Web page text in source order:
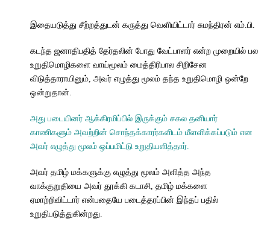
இதையடுத்து சீற்றத்துடன் கருத்து வெளியிட்டார் சுமந்திரன் எம்.பி.
கடந்த ஜனாதிபதித் தேர்தலின் போது வேட்பாளர் என்ற முறையில் பல
உறுதிமொழிகளை வாய்மூலம் மைத்திரிபால சிறிசேன
விடுத்தாராயினும், அவர் எழுத்து மூலம் தந்த உறுதிமொழி ஒன்றே
ஒன்றுதான்.
அது படையினர் ஆக்கிரமிப்பில் இருக்கும் சகல தனியார்
காணிகளும் அவற்றின் சொந்தக்காரர்களிடம் மீளளிக்கப்படும் என
அவர் எழுத்து மூலம் ஒப்பமிட்டு உறுதியளித்தார்.
அவர் தமிழ் மக்களுக்கு எழுத்து மூலம் அளித்த அந்த
வாக்குறுதியை அவர் தூக்கி கடாசி, தமிழ் மக்களை
ஏமாற்றிவிட்டார் என்பதையே படைத்தரப்பின் இந்தப் பதில்
உறுதிபடுத்துகின்றது.